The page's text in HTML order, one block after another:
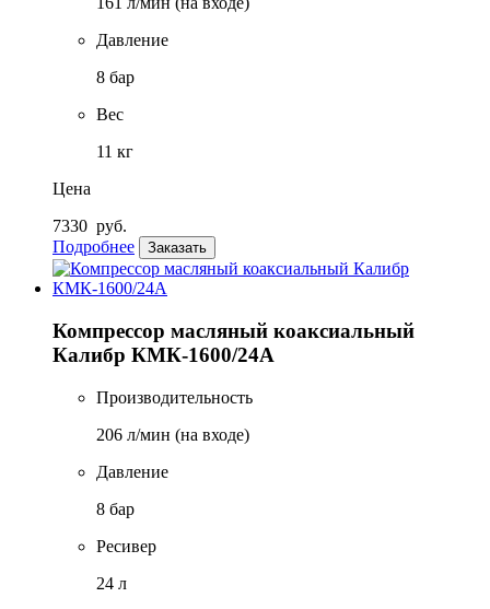
Давление
8 бар
Вес
11 кг
Цена
7330 руб.
Подробнее
Заказать
Компрессор масляный коаксиальный
Калибр КМК-1600/24А
Производительность
206 л/мин (на входе)
Давление
8 бар
Ресивер
24 л